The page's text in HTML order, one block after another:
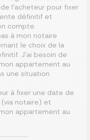
l’acheteur pour fixer
définitif et
compte.
à mon notaire
le choix de la
J’ai besoin de
appartement au
une situation
à fixer une date de
notaire) et
appartement au